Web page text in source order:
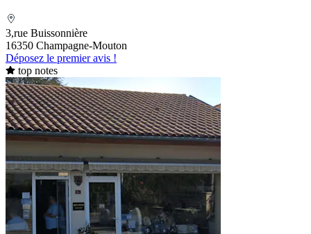
3,rue Buissonnière
16350 Champagne-Mouton
Déposez le premier avis !
top notes